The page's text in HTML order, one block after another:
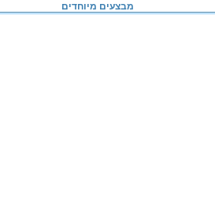
מבצעים מיוחדים